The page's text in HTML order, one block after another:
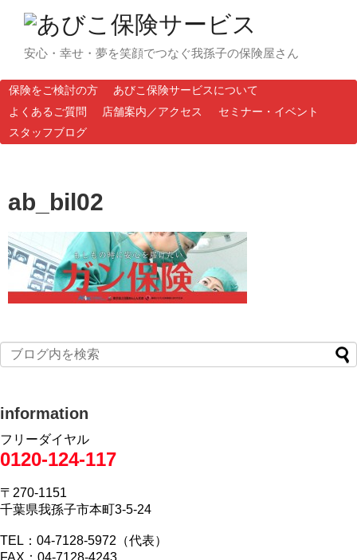
安心・幸せ・夢を笑顔でつなぐ我孫子の保険屋さん
保険をご検討の方
あびこ保険サービスについて
よくあるご質問
店舗案内／アクセス
セミナー・イベント
スタッフブログ
ab_bil02
information
フリーダイヤル
0120-124-117
〒270-1151
千葉県我孫子市本町3-5-24
TEL：04-7128-5972（代表）